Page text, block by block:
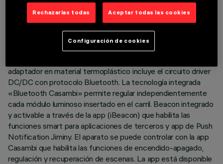
instalación en carril de baja tensión (48V). El cuerpo está
realizado en aluminio fundido a presión pintado, con un
óptima. Tapón trasero y anillo frontal en material
termoplástico (Mass-Balance). Fuente Led con tecnología
adaptador en material termoplástico incluye el circuito driver
DC/DC con protocolo Bluetooth. La tecnología integrada
«Bluetooth Casambi» permite regular independientemente
cada módulo luminoso insertado en el carril. Beacon integrado
y activable a través de la app (iBeacon) que habilita las
funciones smart para aplicaciones de terceros y app de Push
Notification Jiminy. El aparato se puede controlar con la app
Casambi que habilita las funciones de encendido-apagado,
regulación y recuperación de escenas. La app está disponible
Rechazarlas todas Aceptar todas las cookies
Configuración de cookies